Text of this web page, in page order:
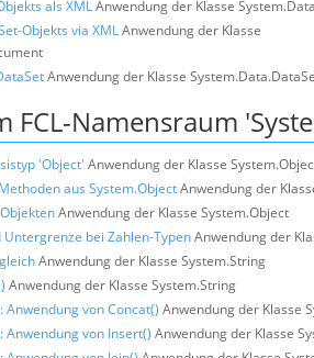
als XMLAnwendung der Klasse
Objekts via XMLAnwendung der Klasse
Anwendung der Klasse
FCL-Namensraum
'Object' Anwendung der Klasse
aus System.ObjectAnwendung der
Anwendung der Klasse System.Object
bei Zahlen-TypenAnwendung der
Anwendung der Klasse System.String
Anwendung der Klasse System.String
von Concat() Anwendung der Klasse
von Insert() Anwendung der Klasse